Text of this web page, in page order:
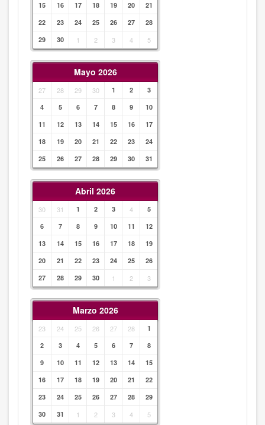
15
16 17 18 19 20
21
22
23 24 25 26 27
28
29
30 1 2 3 4 5
Mayo 2026
27 28 29 30 1 2
3
4
5 6 7 8 9
10
11
12 13 14 15 16
17
18
19 20 21 22 23
24
25
26 27 28 29 30 31
Abril 2026
30 31 1 2 3 4
5
6
7 8 9 10 11
12
13
14 15 16 17 18
19
20
21 22 23 24 25
26
27
28 29 30 1 2 3
Marzo 2026
23 24 25 26 27 28
1
2
3 4 5 6 7
8
9
10 11 12 13 14
15
16
17 18 19 20 21
22
23
24 25 26 27 28
29
30
31 1 2 3 4 5